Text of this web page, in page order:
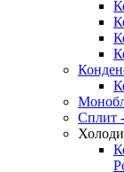
Сплит